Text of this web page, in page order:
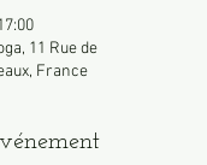
11 Rue de
France